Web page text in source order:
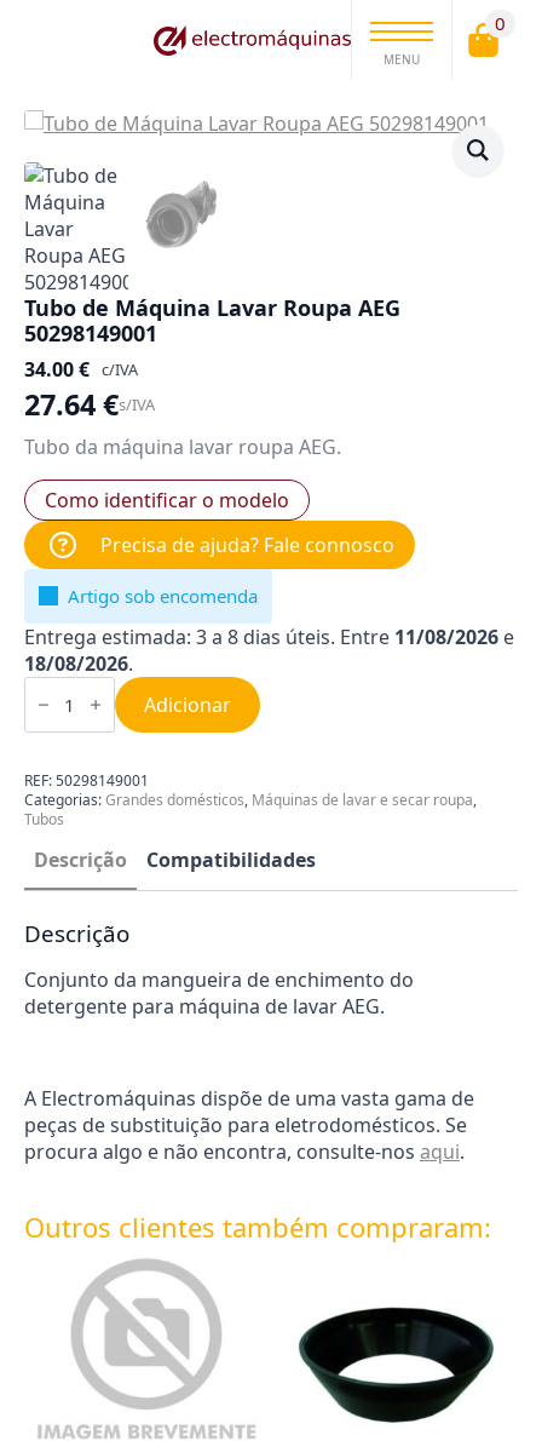
MENU
0
Tubo de Máquina Lavar Roupa AEG
50298149001
34.00€ c/IVA
27.64€s/IVA
Tubo da máquina lavar roupa AEG.
Como identificar o modelo
Precisa de ajuda? Fale connosco
Artigo sob encomenda
Entrega estimada: 3 a 8 dias úteis. Entre 11/08/2026 e
18/08/2026.
Quantidade
de
de
Lavar
Roupa
AEG
50298149001
Adicionar
REF:50298149001
Categorias:Grandes domésticos, Máquinas de lavar e secar roupa,
Tubos
Descrição Compatibilidades
Descrição
Conjunto da mangueira de enchimento do
detergente para máquina de lavar AEG.
A Electromáquinas dispõe de uma vasta gama de
peças de substituição para eletrodomésticos. Se
procura algo e não encontra, consulte-nos aqui.
Outros clientes também compraram: